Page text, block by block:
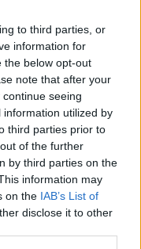
to third parties, or
information for
the below opt-out
note that after your
seeing
utilized by
third parties prior to
of the further
by third parties on the
information may
on the IAB’s List of
disclose it to other
φόβο, θλίψη,
Η τεχνητή
τα
στις υποκριτικές
εκφράσεις.
ο συνδυασμός
σήματα
των γνήσιων
να